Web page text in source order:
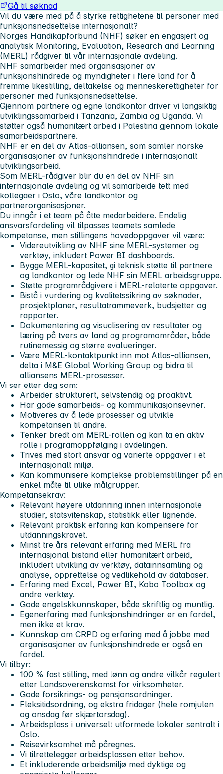
Gå til søknad
Vil du være med på å styrke rettighetene til personer med
funksjonsnedsettelse internasjonalt?
Norges Handikapforbund (NHF) søker en engasjert og
analytisk Monitoring, Evaluation, Research and Learning
(MERL) rådgiver til vår internasjonale avdeling.
NHF samarbeider med organisasjoner av
funksjonshindrede og myndigheter i flere land for å
fremme likestilling, deltakelse og menneskerettigheter for
personer med funksjonsnedsettelse.
Gjennom partnere og egne landkontor driver vi langsiktig
utviklingssamarbeid i Tanzania, Zambia og Uganda. Vi
støtter også humanitært arbeid i Palestina gjennom lokale
samarbeidspartnere.
NHF er en del av Atlas-alliansen, som samler norske
organisasjoner av funksjonshindrede i internasjonalt
utviklingsarbeid.
Som MERL-rådgiver blir du en del av NHF sin
internasjonale avdeling og vil samarbeide tett med
kollegaer i Oslo, våre landkontor og
partnerorganisasjoner.
Du inngår i et team på åtte medarbeidere. Endelig
ansvarsfordeling vil tilpasses teamets samlede
kompetanse, men stillingens hovedoppgaver vil være:
Videreutvikling av NHF sine MERL-systemer og
verktøy, inkludert Power BI dashboards.
Bygge MERL-kapasitet, gi teknisk støtte til partnere
og landkontor og lede NHF sin MERL arbeidsgruppe.
Støtte programrådgivere i MERL-relaterte oppgaver.
Bistå i vurdering og kvalitetssikring av søknader,
prosjektplaner, resultatrammeverk, budsjetter og
rapporter.
Dokumentering og visualisering av resultater og
læring på tvers av land og programområder, både
rutinemessig og større evalueringer.
Være MERL-kontaktpunkt inn mot Atlas-alliansen,
delta i M&E Global Working Group og bidra til
alliansens MERL-prosesser.
Vi ser etter deg som:
Arbeider strukturert, selvstendig og proaktivt.
Har gode samarbeids- og kommunikasjonsevner.
Motiveres av å lede prosesser og utvikle
kompetansen til andre.
Tenker bredt om MERL-rollen og kan ta en aktiv
rolle i programoppfølging i avdelingen.
Trives med stort ansvar og varierte oppgaver i et
internasjonalt miljø.
Kan kommunisere komplekse problemstillinger på en
enkel måte til ulike målgrupper.
Kompetansekrav:
Relevant høyere utdanning innen internasjonale
studier, statsvitenskap, statistikk eller lignende.
Relevant praktisk erfaring kan kompensere for
utdanningskravet.
Minst tre års relevant erfaring med MERL fra
internasjonal bistand eller humanitært arbeid,
inkludert utvikling av verktøy, datainnsamling og
analyse, opprettelse og vedlikehold av databaser.
Erfaring med Excel, Power BI, Kobo Toolbox og
andre verktøy.
Gode engelskkunnskaper, både skriftlig og muntlig.
Egenerfaring med funksjonshindringer er en fordel,
men ikke et krav.
Kunnskap om CRPD og erfaring med å jobbe med
organisasjoner av funksjonshindrede er også en
fordel.
Vi tilbyr:
100 % fast stilling, med lønn og andre vilkår regulert
etter Landsoverenskomst for virksomheter.
Gode forsikrings- og pensjonsordninger.
Fleksitidsordning, og ekstra fridager (hele romjulen
og onsdag før skjærtorsdag).
Arbeidsplass i universelt utformede lokaler sentralt i
Oslo.
Reisevirksomhet må påregnes.
Vi tilrettelegger arbeidsplassen etter behov.
Et inkluderende arbeidsmiljø med dyktige og